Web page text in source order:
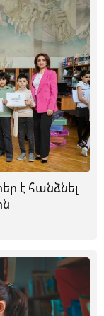
է հանձնել